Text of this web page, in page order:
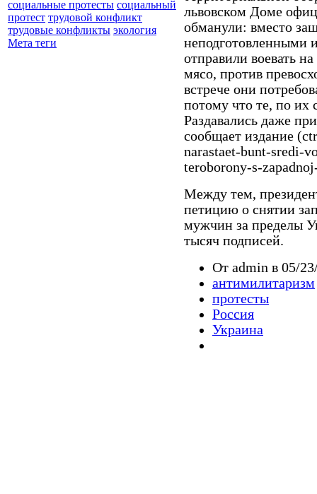
социальные протесты социальный
протест трудовой конфликт
трудовые конфликты экология
Мета теги
львовском Доме
обманули: вместо
неподготовленными
отправили воевать
мясо, против
встрече они
потому что те, по их
Раздавались даже
сообщает издание
narastaet-bunt-sredi-
teroborony-s-
Между тем,
петицию о снятии
мужчин за пределы
тысяч подписей.
От admin в 05/
антимилитаризм
протесты
Россия
Украина